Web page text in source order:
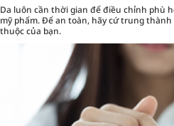
Da luôn cần thời gian để điều chỉnh phù
mỹ phẩm. Để an toàn, hãy cứ trung
thuộc của bạn.